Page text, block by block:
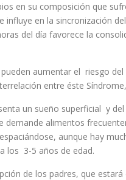
en su composición que
en la sincronización
del día favorece la
aumentar el riesgo
entre éste
un sueño superficial y
alimentos
aunque hay
los 3-5 años de edad.
de los padres, que